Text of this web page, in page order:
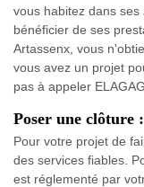
vous habitez dans
bénéficier de ses
Artassenx, vous
vous avez un projet
pas à appeler
Poser une clôture
Pour votre projet de
des services fiables.
est réglementé par